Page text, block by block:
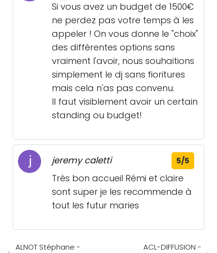
Si vous avez un budget de 1500€
ne perdez pas votre temps à les
appeler ! On vous donne le "choix"
des différentes options sans
vraiment l'avoir, nous souhaitions
simplement le dj sans fioritures
mais cela n'as pas convenu.
Il faut visiblement avoir un certain
standing ou budget!
jeremy caletti 5/5
Très bon accueil Rémi et claire
sont super je les recommende à
tout les futur maries
ALNOT Stéphane - ACL-DIFFUSION -